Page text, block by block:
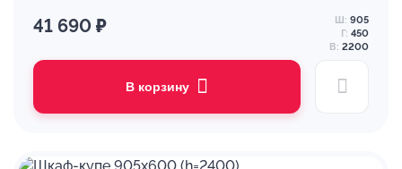
41 690 ₽ Ш: 905
Г: 450
В: 2200
В корзину